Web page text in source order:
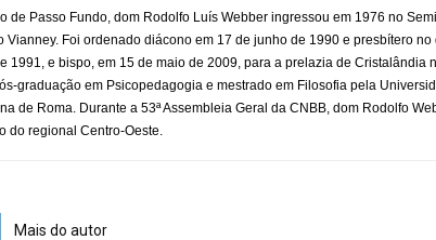
de Passo Fundo, dom Rodolfo Luís Webber ingressou em 1976 no
Vianney. Foi ordenado diácono em 17 de junho de 1990 e presbítero no
1991, e bispo, em 15 de maio de 2009, para a prelazia de Cristalândia
graduação em Psicopedagogia e mestrado em Filosofia pela
de Roma. Durante a 53ª Assembleia Geral da CNBB, dom Rodolfo
do regional Centro-Oeste.
Mais do autor